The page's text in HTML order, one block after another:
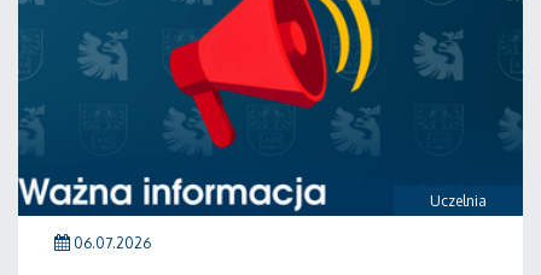
Uczelnia
06.07.2026